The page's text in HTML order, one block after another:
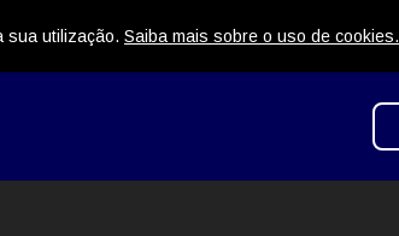
sua utilização. Saiba mais sobre o uso de cookies.